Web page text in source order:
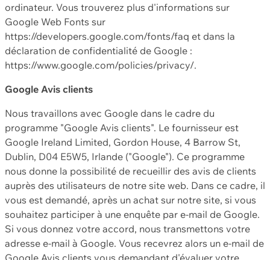
ordinateur. Vous trouverez plus d'informations sur
Google Web Fonts sur
https://developers.google.com/fonts/faq et dans la
déclaration de confidentialité de Google :
https://www.google.com/policies/privacy/.
Google Avis clients
Nous travaillons avec Google dans le cadre du
programme "Google Avis clients". Le fournisseur est
Google Ireland Limited, Gordon House, 4 Barrow St,
Dublin, D04 E5W5, Irlande ("Google"). Ce programme
nous donne la possibilité de recueillir des avis de clients
auprès des utilisateurs de notre site web. Dans ce cadre, il
vous est demandé, après un achat sur notre site, si vous
souhaitez participer à une enquête par e-mail de Google.
Si vous donnez votre accord, nous transmettons votre
adresse e-mail à Google. Vous recevrez alors un e-mail de